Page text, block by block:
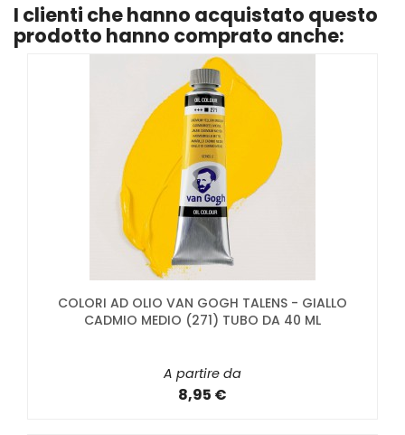
I clienti che hanno acquistato questo
prodotto hanno comprato anche:
COLORI AD OLIO VAN GOGH TALENS - GIALLO
CADMIO MEDIO (271) TUBO DA 40 ML
A partire da
8,95 €